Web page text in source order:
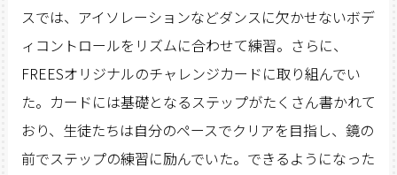
スでは、アイソレーションなどダンスに欠かせないボデ
ィコントロールをリズムに合わせて練習。さらに、
FREESオリジナルのチャレンジカードに取り組んでい
た。カードには基礎となるステップがたくさん書かれて
おり、生徒たちは自分のペースでクリアを目指し、鏡の
前でステップの練習に励んでいた。できるようになった